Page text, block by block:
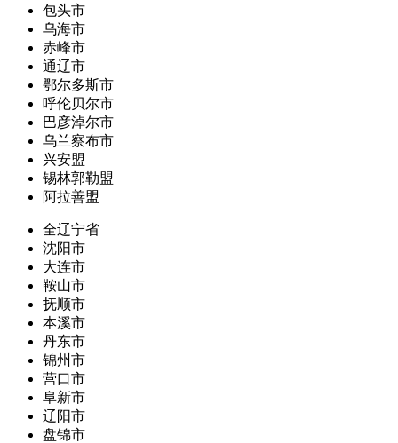
包头市
乌海市
赤峰市
通辽市
鄂尔多斯市
呼伦贝尔市
巴彦淖尔市
乌兰察布市
兴安盟
锡林郭勒盟
阿拉善盟
全辽宁省
沈阳市
大连市
鞍山市
抚顺市
本溪市
丹东市
锦州市
营口市
阜新市
辽阳市
盘锦市